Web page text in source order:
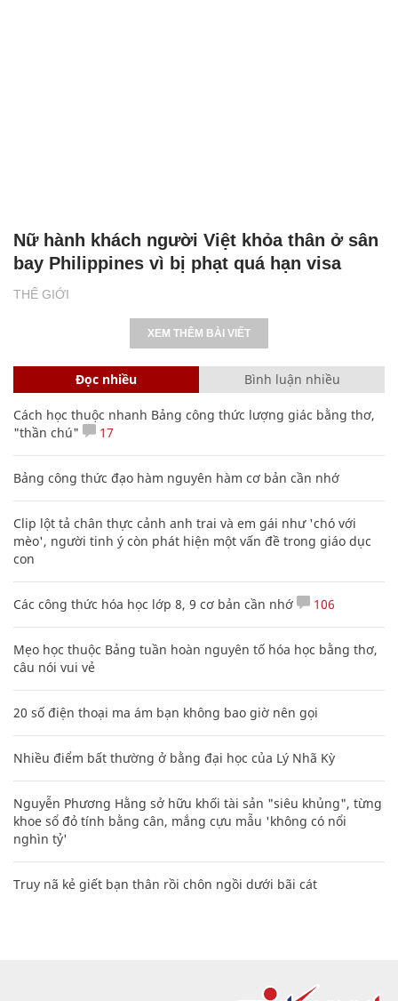
THẾ GIỚI
Nữ hành khách người Việt khỏa thân ở sân
bay Philippines vì bị phạt quá hạn visa
XEM THÊM BÀI VIẾT
Đọc nhiều Bình luận nhiều
Cách học thuộc nhanh Bảng công thức lượng giác bằng thơ,
"thần chú"
17
Bảng công thức đạo hàm nguyên hàm cơ bản cần nhớ
Clip lột tả chân thực cảnh anh trai và em gái như 'chó với
mèo', người tinh ý còn phát hiện một vấn đề trong giáo dục
con
Các công thức hóa học lớp 8, 9 cơ bản cần nhớ 106
Mẹo học thuộc Bảng tuần hoàn nguyên tố hóa học bằng thơ,
câu nói vui vẻ
20 số điện thoại ma ám bạn không bao giờ nên gọi
Nhiều điểm bất thường ở bằng đại học của Lý Nhã Kỳ
Nguyễn Phương Hằng sở hữu khối tài sản "siêu khủng", từng
khoe sổ đỏ tính bằng cân, mắng cựu mẫu 'không có nổi
nghìn tỷ'
Truy nã kẻ giết bạn thân rồi chôn ngồi dưới bãi cát